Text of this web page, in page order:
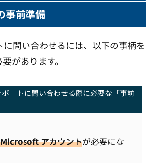
事前準備
に問い合わせるには、以下の事柄を
があります。
ートに問い合わせる際に必要な「事前
Microsoft アカウントが必要にな